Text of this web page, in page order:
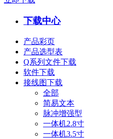
下载中心
产品彩页
产品选型表
Q系列文件下载
软件下载
接线图下载
全部
简易文本
脉冲增强型
一体机2.8寸
一体机3.5寸